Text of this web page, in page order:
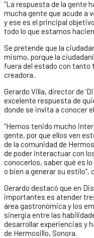
“La respuesta de la gente
mucha gente que acude a
y ese es el principal
todo lo que estamos
Se pretende que la
mismo, porque la
fuera del estado con tanto
creadora..
Gerardo Villa, director de
excelente respuesta de
donde se invita a conocer
“Hemos tenido mucho
gente, por que ellos ven
de la comunidad de
de poder interactuar con
conocerlos, saber qué es
o bien a generar su estilo”,
Gerardo destacó que en
importantes es atender
área gastronómica y los
sinergia entre las
desarrollar experiencias y
de Hermosillo, Sonora.